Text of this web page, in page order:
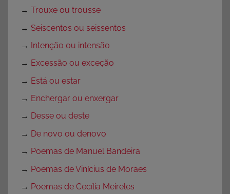
→ Trouxe ou trousse
→ Seiscentos ou seissentos
→ Intenção ou intensão
→ Excessão ou exceção
→ Está ou estar
→ Enchergar ou enxergar
→ Desse ou deste
→ De novo ou denovo
→ Poemas de Manuel Bandeira
→ Poemas de Vinícius de Moraes
→ Poemas de Cecília Meireles